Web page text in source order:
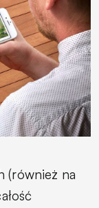
(również na